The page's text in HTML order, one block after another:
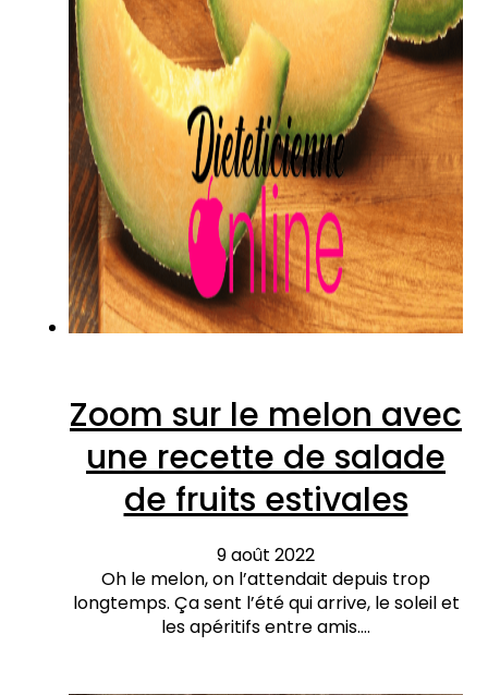
Zoom sur le melon avec
une recette de salade
de fruits estivales
9 août 2022
Oh le melon, on l’attendait depuis trop
longtemps. Ça sent l’été qui arrive, le soleil et
les apéritifs entre amis.…